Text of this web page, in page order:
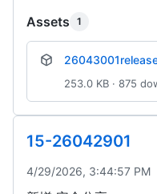
Assets 1
253.0 KB · 875
15-26042901
4/29/2026, 3:44:57 PM